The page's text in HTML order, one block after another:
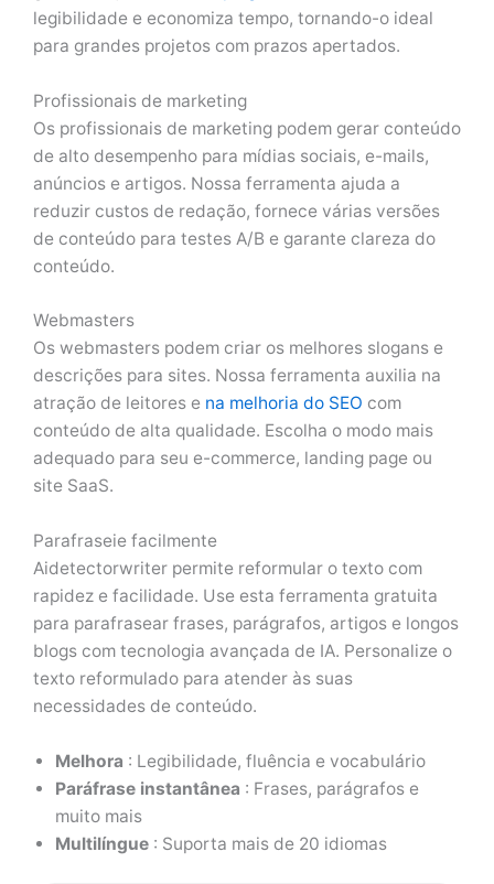
legibilidade e economiza tempo, tornando-o ideal
para grandes projetos com prazos apertados.
Profissionais de marketing
Os profissionais de marketing podem gerar conteúdo
de alto desempenho para mídias sociais, e-mails,
anúncios e artigos. Nossa ferramenta ajuda a
reduzir custos de redação, fornece várias versões
de conteúdo para testes A/B e garante clareza do
conteúdo.
Webmasters
Os webmasters podem criar os melhores slogans e
descrições para sites. Nossa ferramenta auxilia na
atração de leitores e na melhoria do SEO com
conteúdo de alta qualidade. Escolha o modo mais
adequado para seu e-commerce, landing page ou
site SaaS.
Parafraseie facilmente
Aidetectorwriter permite reformular o texto com
rapidez e facilidade. Use esta ferramenta gratuita
para parafrasear frases, parágrafos, artigos e longos
blogs com tecnologia avançada de IA. Personalize o
texto reformulado para atender às suas
necessidades de conteúdo.
Melhora : Legibilidade, fluência e vocabulário
Paráfrase instantânea : Frases, parágrafos e
muito mais
Multilíngue : Suporta mais de 20 idiomas